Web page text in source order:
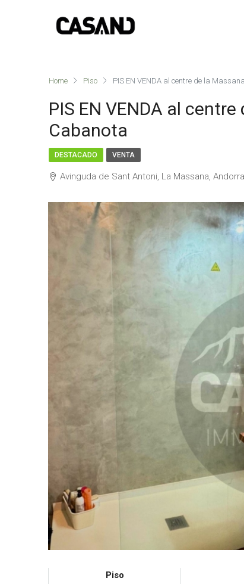
Home Piso PIS EN VENDA al centre de la
PIS EN VENDA al
Cabanota
DESTACADO VENTA
Avinguda de Sant Antoni, La Massana, Andorra
Piso